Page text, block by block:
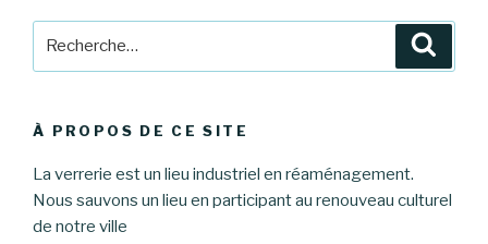
À PROPOS DE CE SITE
La verrerie est un lieu industriel en réaménagement.
Nous sauvons un lieu en participant au renouveau culturel
de notre ville